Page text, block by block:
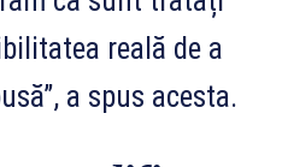
reală de a
a spus acesta.